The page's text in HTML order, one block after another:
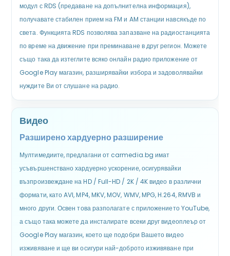
модул с RDS (предаване на допълнителна информация),
получавате стабилен прием на FM и AM станции навсякъде по
света. Функцията RDS позволява запазване на радиостанцията
по време на движение при преминаване в друг регион. Можете
също така да изтеглите всяко онлайн радио приложение от
Google Play магазин, разширявайки избора и задоволявайки
нуждите Ви от слушане на радио.
Видео
Разширено хардуерно разширение
Мултимедиите, предлагани от carmedia.bg имат
усъвършенствано хардуерно ускорение, осигурявайки
възпроизвеждане на HD / Full-HD / 2K / 4K видео в различни
формати, като AVI, MP4, MKV, MOV, WMV, MPG, H.264, RMVB и
много други. Освен това разполагате с приложението YouTube,
а също така можете да инсталирате всеки друг видеоплеър от
Google Play магазин, което ще подобри Вашето видео
изживяване и ще ви осигури най-доброто изживяване при